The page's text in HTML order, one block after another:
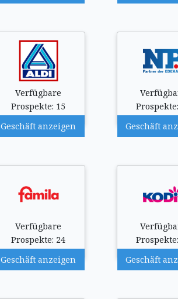
Verfügbare
Prospekte: 15
Geschäft anzeigen
Geschäft
Verfügbare
Prospekte: 24
Geschäft anzeigen
Geschäft